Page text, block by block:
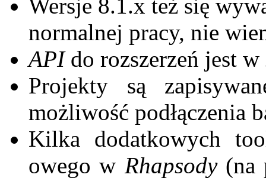
Wersje 8.1.x też się
normalnej pracy, nie
APIdo rozszerzeń jest w
Projekty są
możliwość podłączenia
Kilka dodatkowych
owego w Rhapsody(na